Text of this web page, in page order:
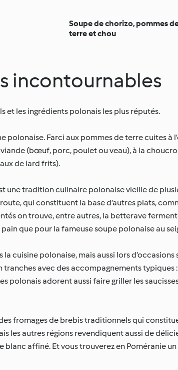
Soupe de chorizo, pommes
terre et chou
incontournables
et les ingrédients polonais les plus réputés.
polonaise. Farci aux pommes de terre cuites à
(bœuf, porc, poulet ou veau), à la
de lard frits).
tradition culinaire polonaise vieille de
qui constituent la base d’autres plats,
on trouve, entre autres, la betterave
que pour la fameuse soupe polonaise au
cuisine polonaise, mais aussi lors
tranches avec des accompagnements
polonais adorent aussi faire griller les
fromages de brebis traditionnels qui
les autres régions revendiquent aussi de
blanc affiné. Et vous trouverez en Poméranie